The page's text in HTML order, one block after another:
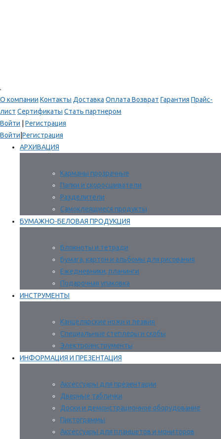
.
О компании Контакты Доставка Оплата Возврат Гарантия Прайс-
лист Сертификаты Стать партнером
Войти
Регистрация
Войти Регистрация
АРХИВАЦИЯ
Карманы прозрачные
Папки и скоросшиватели
Разделители
Самоклеящиеся продукты
БУМАЖНО-БЕЛОВАЯ ПРОДУКЦИЯ
Блокноты и тетради
Бумага, картон и альбомы для рисования
Ежедневники, планинги
Подарочная упаковка
ИНСТРУМЕНТЫ
Канцелярские ножи и лезвия
Специальные степлеры и скобы
Электроинструменты
ИНФОРМАЦИЯ И ПРЕЗЕНТАЦИЯ
Аксессуары для презентации
Дверные таблички
Доски и демонстрационное оборудование
Пиктограммы
Аксессуары для планшетов и мониторов